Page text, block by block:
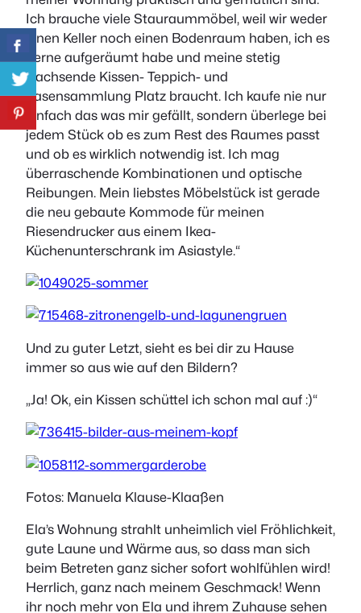
Ich brauche viele Stauraummöbel, weil wir weder
einen Keller noch einen Bodenraum haben, ich es
gerne aufgeräumt habe und meine stetig
wachsende Kissen- Teppich- und
Vasensammlung Platz braucht. Ich kaufe nie nur
einfach das was mir gefällt, sondern überlege bei
jedem Stück ob es zum Rest des Raumes passt
und ob es wirklich notwendig ist. Ich mag
überraschende Kombinationen und optische
Reibungen. Mein liebstes Möbelstück ist gerade
die neu gebaute Kommode für meinen
Riesendrucker aus einem Ikea-
Küchenunterschrank im Asiastyle.“
Und zu guter Letzt, sieht es bei dir zu Hause
immer so aus wie auf den Bildern?
„Ja! Ok, ein Kissen schüttel ich schon mal auf :)“
Fotos: Manuela Klause-Klaaßen
Ela’s Wohnung strahlt unheimlich viel Fröhlichkeit,
gute Laune und Wärme aus, so dass man sich
beim Betreten ganz sicher sofort wohlfühlen wird!
Herrlich, ganz nach meinem Geschmack! Wenn
ihr noch mehr von Ela und ihrem Zuhause sehen